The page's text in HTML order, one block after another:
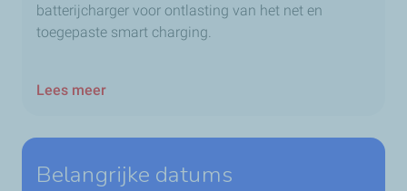
batterijcharger voor ontlasting van het net en
toegepaste smart charging.
Lees meer
Belangrijke datums